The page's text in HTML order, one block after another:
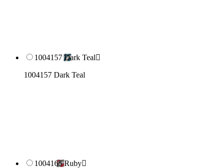
1004157 Dark Teal
1004157 Dark Teal
1004165 Ruby